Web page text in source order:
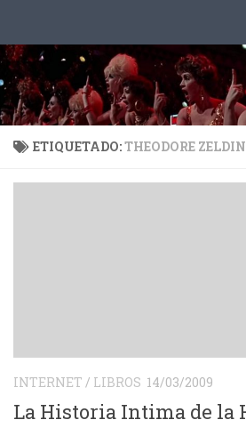
ETIQUETADO:THEODORE ZELDIN
INTERNET / LIBROS 14/03/2009
La Historia Intima de la